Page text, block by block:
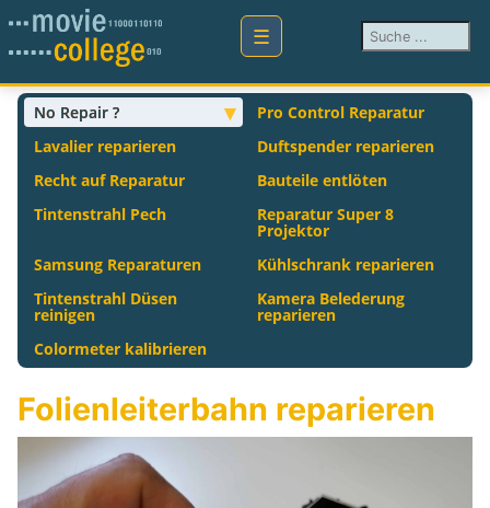
Suchen ...
No Repair ?
Pro Control Reparatur
Lavalier reparieren
Duftspender reparieren
Recht auf Reparatur
Bauteile entlöten
Tintenstrahl Pech
Reparatur Super 8
Projektor
Samsung Reparaturen
Kühlschrank reparieren
Tintenstrahl Düsen
reinigen
Kamera Belederung
reparieren
Colormeter kalibrieren
Folienleiterbahn reparieren